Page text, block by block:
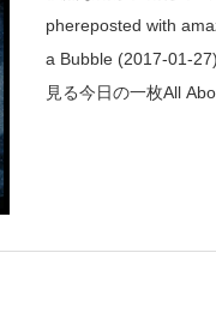
phereposted with
a Bubble (2017-01-
見る今日の一枚All